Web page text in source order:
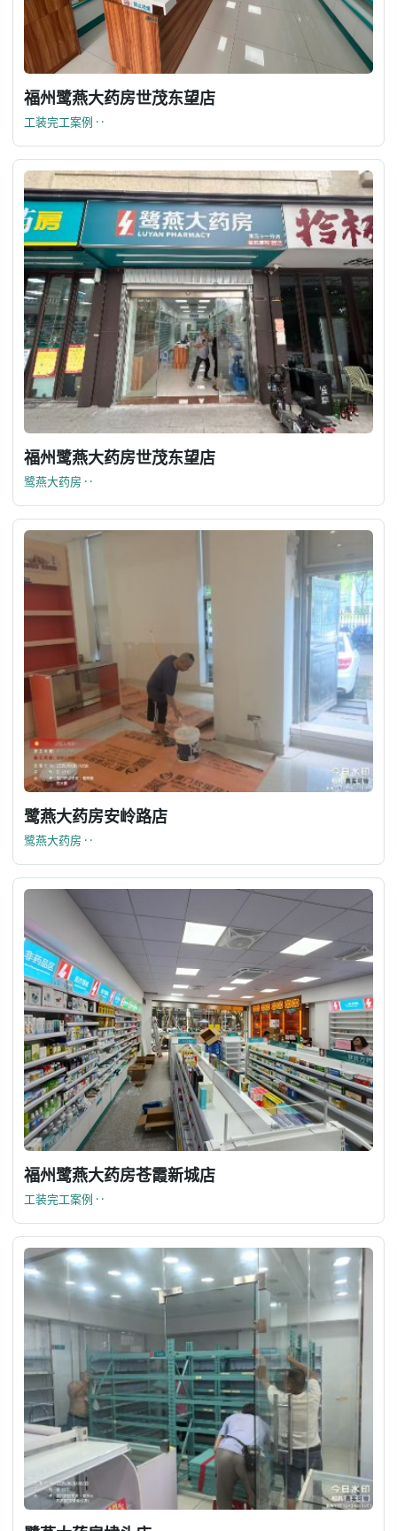
福州鹭燕大药房世茂东望店
工装完工案例 · ·
福州鹭燕大药房世茂东望店
鹭燕大药房 · ·
鹭燕大药房安岭路店
鹭燕大药房 · ·
福州鹭燕大药房苍霞新城店
工装完工案例 · ·